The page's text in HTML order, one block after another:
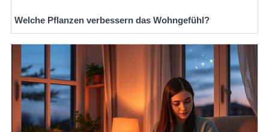
Welche Pflanzen verbessern das Wohngefühl?